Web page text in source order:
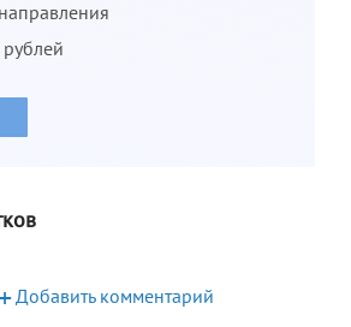
рублей
+ Добавить комментарий